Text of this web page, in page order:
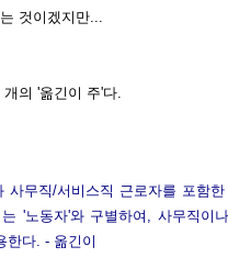
것이겠지만...
의 '옮긴이 주'다.
사무직/서비스직 근로자를 포함
'노동자'와 구별하여, 사무직이
한다. - 옮긴이